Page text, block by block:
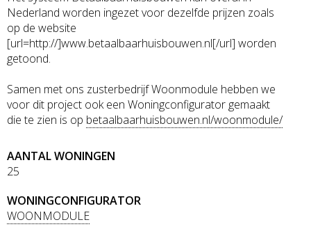
Nederland worden ingezet voor dezelfde prijzen zoals
op de website
[url=http://]www.betaalbaarhuisbouwen.nl[/url] worden
getoond.
Samen met ons zusterbedrijf Woonmodule hebben we
voor dit project ook een Woningconfigurator gemaakt
die te zien is op betaalbaarhuisbouwen.nl/woonmodule/
AANTAL WONINGEN
25
WONINGCONFIGURATOR
WOONMODULE